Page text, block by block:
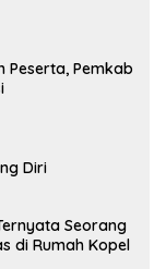
Peserta, Pemkab
Diri
Seorang
di Rumah Kopel